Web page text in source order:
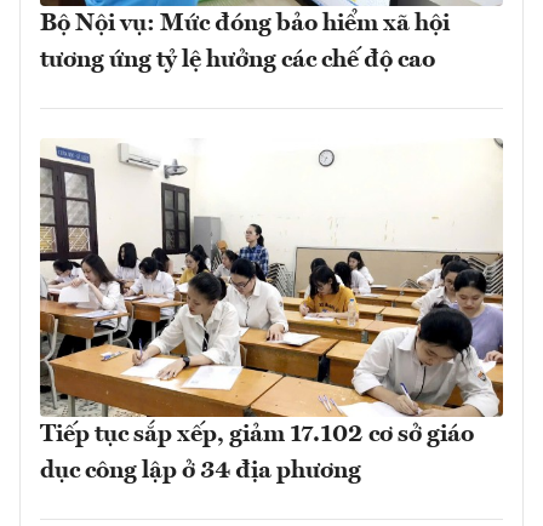
Bộ Nội vụ: Mức đóng bảo hiểm xã hội
tương ứng tỷ lệ hưởng các chế độ cao
Tiếp tục sắp xếp, giảm 17.102 cơ sở giáo
dục công lập ở 34 địa phương